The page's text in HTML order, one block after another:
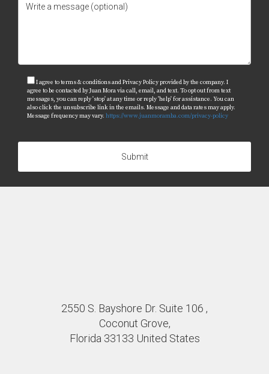
condiciones poco realistas que puedan alejar al
I agree to terms & conditions and Privacy Policy provided by the company. I
agree to be contacted by Juan Mora via call, email, and text. To opt out from text
messages, you can reply 'stop' at any time or reply 'help' for assistance. You can
also click the unsubscribe link in the emails. Message and data rates may apply.
Message frequency may vary. https://www.juanmoramba.com/privacy-policy
Submit
2550 S. Bayshore Dr. Suite 106 ,
Coconut Grove,
Florida 33133 United States